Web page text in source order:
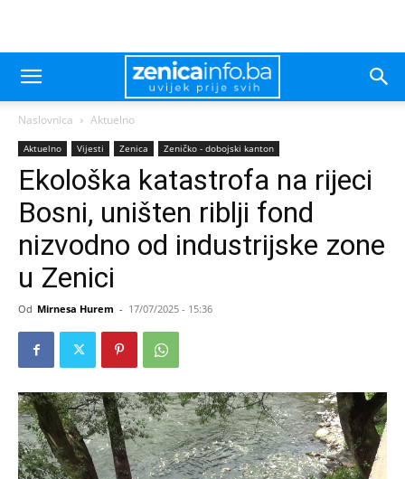
Naslovnica Aktuelno
Aktuelno Vijesti Zenica Zeničko - dobojski kanton
Ekološka katastrofa na rijeci
Bosni, uništen riblji fond
nizvodno od industrijske zone
u Zenici
Od Mirnesa Hurem - 17/07/2025 - 15:36